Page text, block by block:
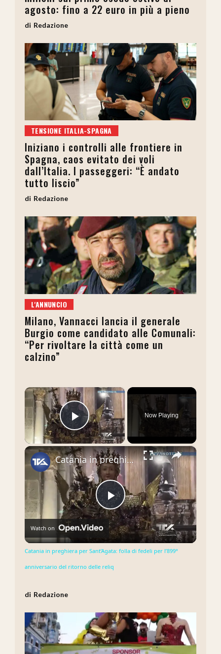
agosto: fino a 22 euro in più a pieno
Redazione
TENSIONE ITALIA-SPAGNA
Iniziano i controlli alle frontiere in
Spagna, caos evitato dei voli
dall’Italia. I passeggeri: “È andato
tutto liscio”
Redazione
L'ANNUNCIO
Milano, Vannacci lancia il generale
Burgio come candidato alle Comunali:
“Per rivoltare la città come un
calzino”
×
Play Video
Now Playing
×
Play
Video
Catania in preghiera per Sant’Agata: folla di fedeli per l’899° anniversario del ritorno delle reliq
Watch on
Catania in preghiera per Sant’Agata: folla di fedeli per l’899°
anniversario del ritorno delle reliq
Redazione